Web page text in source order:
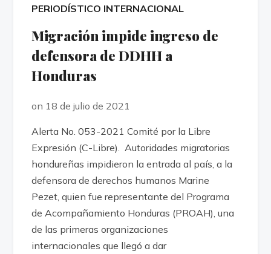
PERIODÍSTICO INTERNACIONAL
Migración impide ingreso de
defensora de DDHH a
Honduras
on 18 de julio de 2021
Alerta No. 053-2021 Comité por la Libre
Expresión (C-Libre). Autoridades migratorias
hondureñas impidieron la entrada al país, a la
defensora de derechos humanos Marine
Pezet, quien fue representante del Programa
de Acompañamiento Honduras (PROAH), una
de las primeras organizaciones
internacionales que llegó a dar